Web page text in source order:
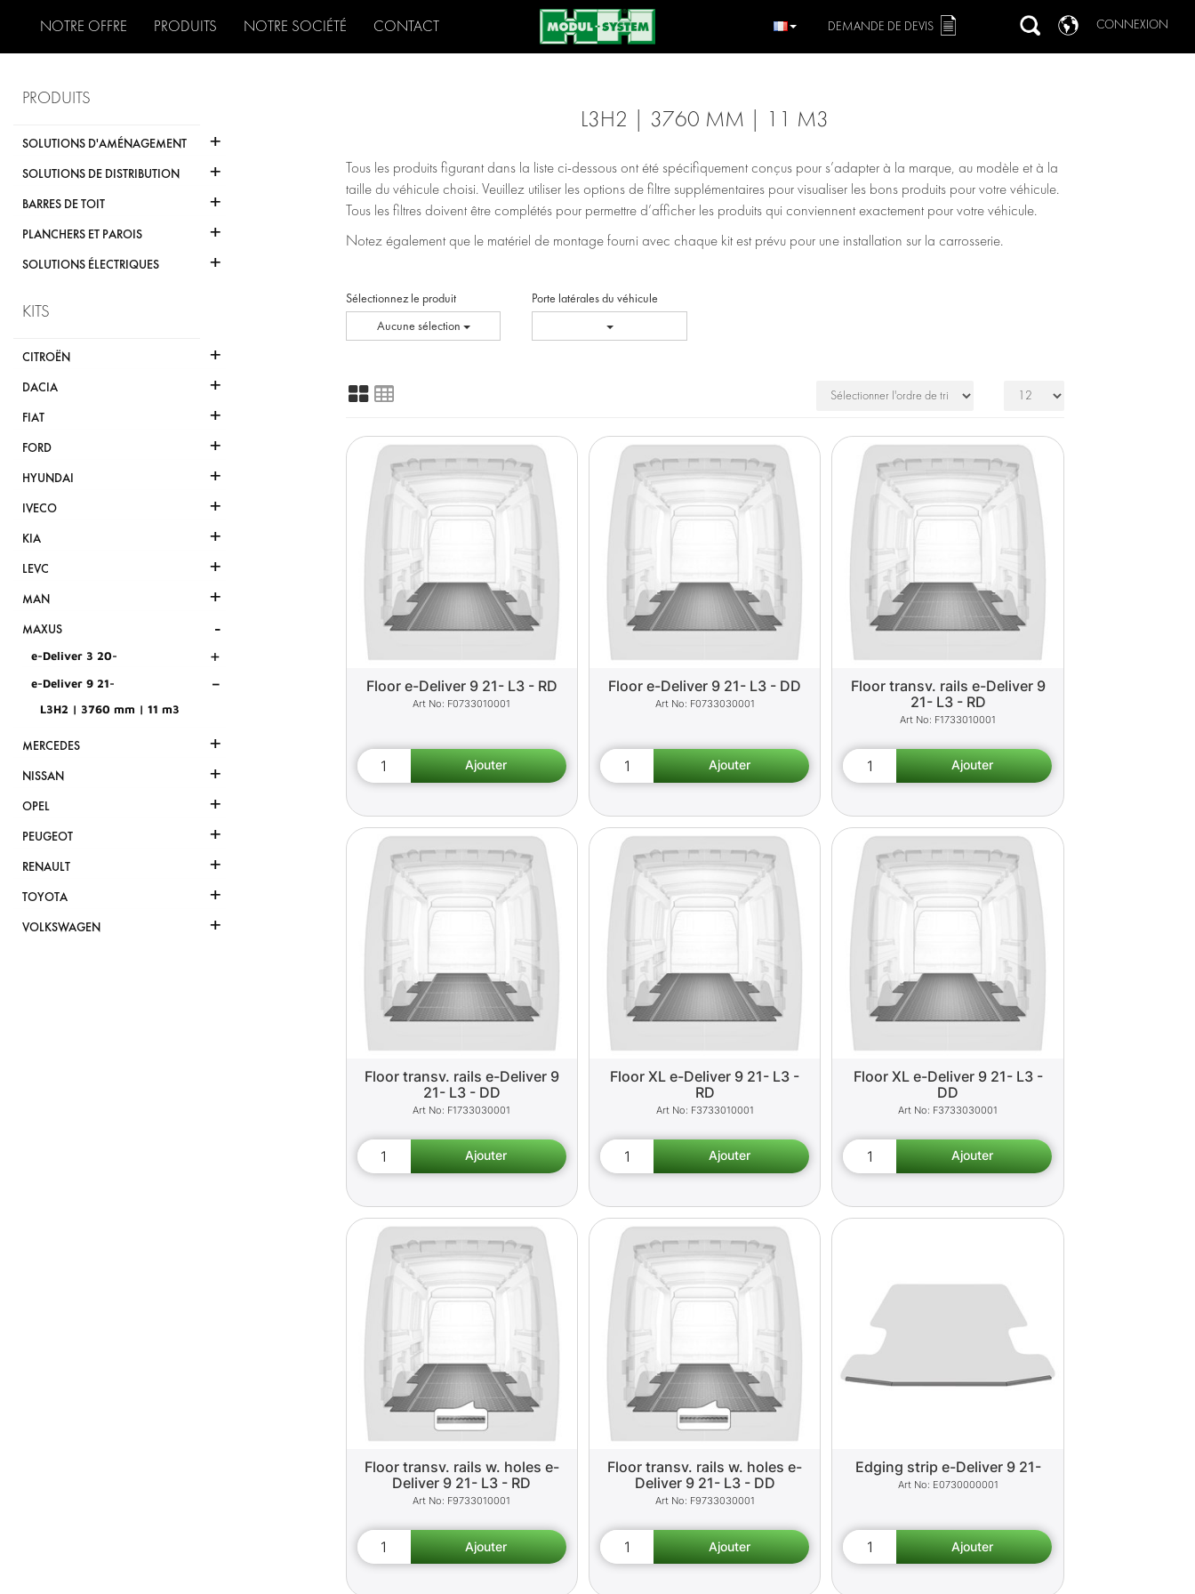
NOTRE OFFRE PRODUITS NOTRE SOCIÉTÉ CONTACT CONNEXION
DEMANDE DE DEVIS
PRODUITS
SOLUTIONS D'AMÉNAGEMENT +
SOLUTIONS DE DISTRIBUTION +
BARRES DE TOIT +
PLANCHERS ET PAROIS +
SOLUTIONS ÉLECTRIQUES +
KITS
CITROËN +
DACIA +
FIAT +
FORD +
HYUNDAI +
IVECO +
KIA +
LEVC +
MAN +
MAXUS -
e-Deliver 3 20- +
e-Deliver 9 21- -
L3H2 | 3760 mm | 11 m3
MERCEDES +
NISSAN +
OPEL +
PEUGEOT +
RENAULT +
TOYOTA +
VOLKSWAGEN +
L3H2 | 3760 MM | 11 M3
Tous les produits figurant dans la liste ci-dessous ont été spécifiquement conçus pour s’adapter à la marque, au modèle et à la
taille du véhicule choisi. Veuillez utiliser les options de filtre supplémentaires pour visualiser les bons produits pour votre véhicule.
Tous les filtres doivent être complétés pour permettre d’afficher les produits qui conviennent exactement pour votre véhicule.
Notez également que le matériel de montage fourni avec chaque kit est prévu pour une installation sur la carrosserie.
Sélectionnez le produit
Aucune sélection
Porte latérales du véhicule
Floor e-Deliver 9 21- L3 - RD
F0733010001
Floor e-Deliver 9 21- L3 - DD
F0733030001
Floor transv. rails e-Deliver 9
21- L3 - RD
F1733010001
Floor transv. rails e-Deliver 9
21- L3 - DD
F1733030001
Floor XL e-Deliver 9 21- L3 -
RD
F3733010001
Floor XL e-Deliver 9 21- L3 -
DD
F3733030001
Floor transv. rails w. holes e-
Deliver 9 21- L3 - RD
F9733010001
Floor transv. rails w. holes e-
Deliver 9 21- L3 - DD
F9733030001
Edging strip e-Deliver 9 21-
E0730000001